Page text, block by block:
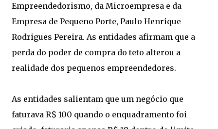
Empreendedorismo, da Microempresa e da
Empresa de Pequeno Porte, Paulo Henrique
Rodrigues Pereira. As entidades afirmam que a
perda do poder de compra do teto alterou a
realidade dos pequenos empreendedores.
As entidades salientam que um negócio que
faturava R$ 100 quando o enquadramento foi